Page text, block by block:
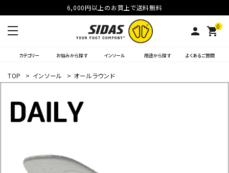
6,000円以上のお買上で送料無料
person 0
shopping_cart
カテゴリー お悩みから探す インソール 用途から探す よくあるご質問
TOP > インソール > オールラウンド